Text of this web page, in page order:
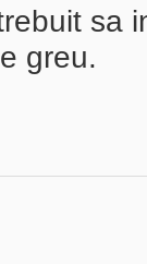
sa
greu.